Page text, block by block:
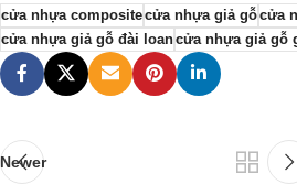
cửa nhựa compositecửa nhựa giả gỗcửa
cửa nhựa giả gỗ đài loancửa nhựa giả gỗ
Newer